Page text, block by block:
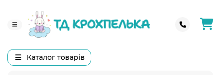
Каталог товарів